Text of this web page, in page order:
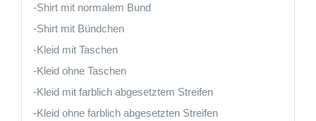
-Shirt mit normalem Bund
-Shirt mit Bündchen
-Kleid mit Taschen
-Kleid ohne Taschen
-Kleid mit farblich abgesetztem Streifen
-Kleid ohne farblich abgesetzten Streifen